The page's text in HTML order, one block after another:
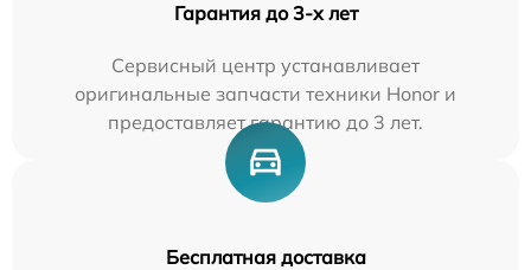
Гарантия до 3-х лет
Сервисный центр устанавливает
оригинальные запчасти техники Honor и
предоставляет гарантию до 3 лет.
Бесплатная доставка